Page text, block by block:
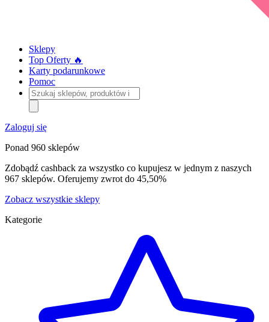
Sklepy
Top Oferty 🔥
Karty podarunkowe
Pomoc
Szukaj
sklepów,
produktów
i
kategorii
Zaloguj się
Ponad 960 sklepów
Zdobądź cashback za wszystko co kupujesz w jednym z naszych
967 sklepów. Oferujemy zwrot do 45,50%
Zobacz wszystkie sklepy
Kategorie